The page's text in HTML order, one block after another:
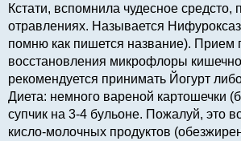
Кстати, вспомнила чудесное
отравлениях. Называется
помню как пишется название). Прием
восстановления микрофлоры
рекомендуется принимать Йогурт
Диета: немного вареной картошечки
супчик на 3-4 бульоне. Пожалуй, это
кисло-молочных продуктов